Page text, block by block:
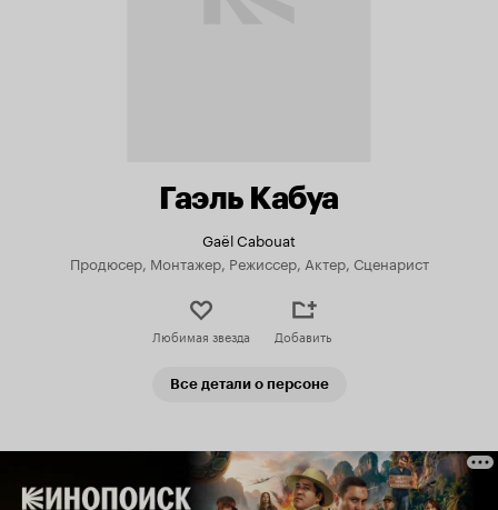
Гаэль Кабуа
Gaël Cabouat
Продюсер, Монтажер, Режиссер, Актер, Сценарист
Любимая звезда Добавить
Все детали о персоне